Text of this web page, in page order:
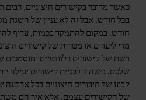
כאשר מדובר בקישורים חיצוניים,
בכל חודש. אבל זה לא עניין של השגת
חודש. במקום להתמקד בכמות, עדיף
מדי ליעדים או מטרות של קישורים
רשת של קישורים רלוונטיים
שלכם. גישה זו לבניית קישורים יעילה
קבוע של חיבורים חיצוניים בכל ארבעה
של הקישורים עצמם, אלא איך הם